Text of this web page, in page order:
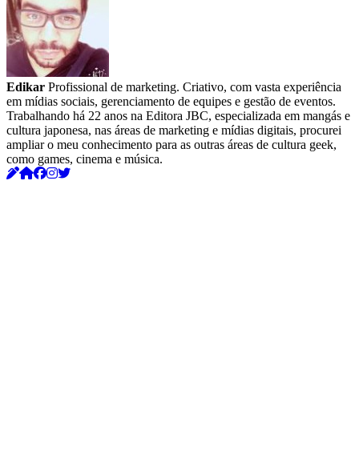
Edikar Profissional de marketing. Criativo, com vasta experiência
em mídias sociais, gerenciamento de equipes e gestão de eventos.
Trabalhando há 22 anos na Editora JBC, especializada em mangás e
cultura japonesa, nas áreas de marketing e mídias digitais, procurei
ampliar o meu conhecimento para as outras áreas de cultura geek,
como games, cinema e música.